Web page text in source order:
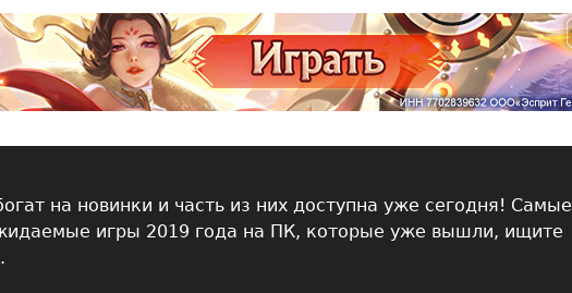
на новинки и часть из них доступна уже сегодня! Самые
игры 2019 года на ПК, которые уже вышли, ищите